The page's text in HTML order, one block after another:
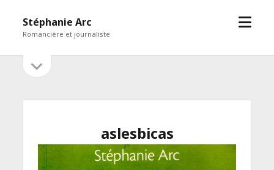
Stéphanie Arc
Romancière et journaliste
open
Sidebar
sidebar
aslesbicas